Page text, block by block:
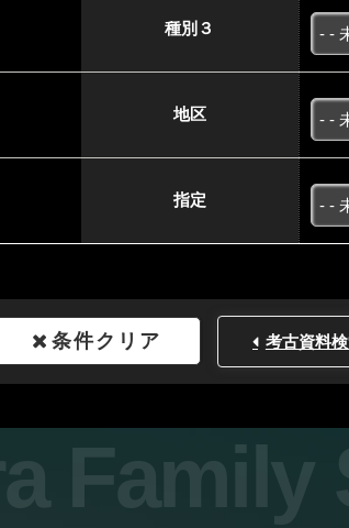
種別３
地区
指定
条件クリア 考古資料
Family